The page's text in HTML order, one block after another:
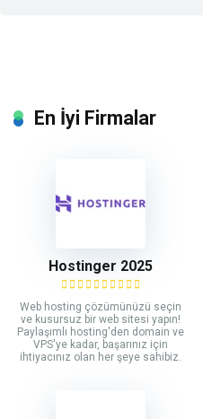
En İyi Firmalar
Hostinger 2025
Web hosting çözümünüzü seçin
ve kusursuz bir web sitesi yapın!
Paylaşımlı hosting'den domain ve
VPS'ye kadar, başarınız için
ihtiyacınız olan her şeye sahibiz.